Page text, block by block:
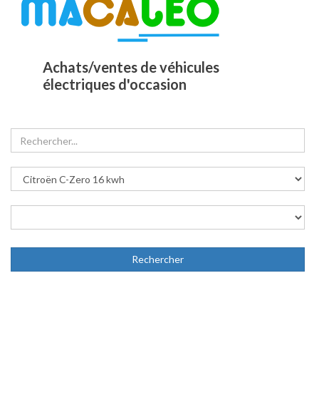
Achats/ventes de véhicules
électriques d'occasion